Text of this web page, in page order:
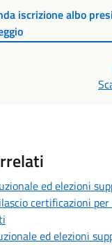
iscrizione albo
ed elezioni
certificazioni
ed elezioni